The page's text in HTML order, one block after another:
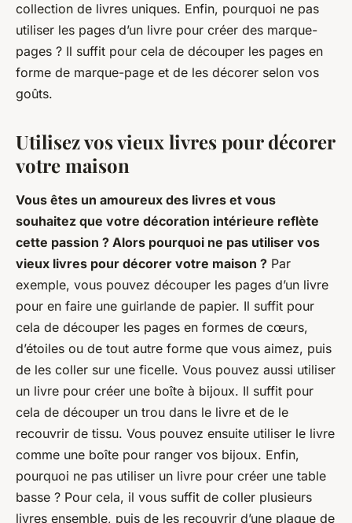
collection de livres uniques. Enfin, pourquoi ne pas
utiliser les pages d’un livre pour créer des marque-
pages ? Il suffit pour cela de découper les pages en
forme de marque-page et de les décorer selon vos
goûts.
Utilisez vos vieux livres pour décorer
votre maison
Vous êtes un amoureux des livres et vous
souhaitez que votre décoration intérieure reflète
cette passion ? Alors pourquoi ne pas utiliser vos
vieux livres pour décorer votre maison ? Par
exemple, vous pouvez découper les pages d’un livre
pour en faire une guirlande de papier. Il suffit pour
cela de découper les pages en formes de cœurs,
d’étoiles ou de tout autre forme que vous aimez, puis
de les coller sur une ficelle. Vous pouvez aussi utiliser
un livre pour créer une boîte à bijoux. Il suffit pour
cela de découper un trou dans le livre et de le
recouvrir de tissu. Vous pouvez ensuite utiliser le livre
comme une boîte pour ranger vos bijoux. Enfin,
pourquoi ne pas utiliser un livre pour créer une table
basse ? Pour cela, il vous suffit de coller plusieurs
livres ensemble, puis de les recouvrir d’une plaque de